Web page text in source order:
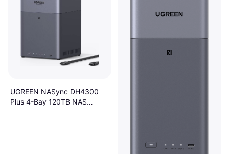
UGREEN NASync DH4300
Plus 4-Bay 120TB NAS